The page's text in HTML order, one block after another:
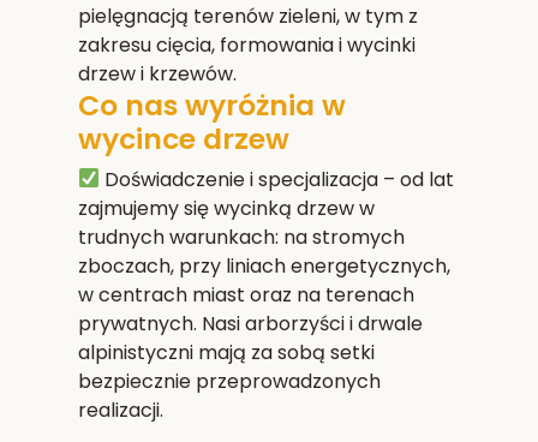
pielęgnacją terenów zieleni, w tym z
zakresu cięcia, formowania i wycinki
drzew i krzewów.
Co nas wyróżnia w
wycince drzew
Doświadczenie i specjalizacja– od lat
zajmujemy się wycinką drzew w
trudnych warunkach: na stromych
zboczach, przy liniach energetycznych,
w centrach miast oraz na terenach
prywatnych. Nasi arborzyści i drwale
alpinistyczni mają za sobą setki
bezpiecznie przeprowadzonych
realizacji.